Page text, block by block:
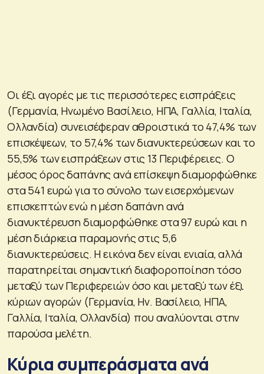
Οι έξι αγορές με τις περισσότερες εισπράξεις
(Γερμανία, Ηνωμένο Βασίλειο, ΗΠΑ, Γαλλία, Ιταλία,
Ολλανδία) συνεισέφεραν αθροιστικά το 47,4% των
επισκέψεων, το 57,4% των διανυκτερεύσεων και το
55,5% των εισπράξεων στις 13 Περιφέρειες. Ο
μέσος όρος δαπάνης ανά επίσκεψη διαμορφώθηκε
στα 541 ευρώ για το σύνολο των εισερχόμενων
επισκεπτών ενώ η μέση δαπάνη ανά
διανυκτέρευση διαμορφώθηκε στα 97 ευρώ και η
μέση διάρκεια παραμονής στις 5,6
διανυκτερεύσεις. Η εικόνα δεν είναι ενιαία, αλλά
παρατηρείται σημαντική διαφοροποίηση τόσο
μεταξύ των Περιφερειών όσο και μεταξύ των έξι
κύριων αγορών (Γερμανία, Ην. Βασίλειο, ΗΠΑ,
Γαλλία, Ιταλία, Ολλανδία) που αναλύονται στην
παρούσα μελέτη.
Κύρια συμπεράσματα ανά